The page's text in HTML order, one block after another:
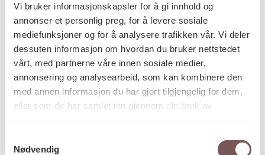
Vi bruker informasjonskapsler for å gi innhold og
annonser et personlig preg, for å levere sosiale
mediefunksjoner og for å analysere trafikken vår. Vi deler
dessuten informasjon om hvordan du bruker nettstedet
vårt, med partnerne våre innen sosiale medier,
annonsering og analysearbeid, som kan kombinere den
med annen informasjon du har gjort tilgjengelig for dem,
eller som de har samlet inn gjennom din bruk av
Nødvendig
Dybde: 0cm
Diameter: 0cm
Reference KORO.002633